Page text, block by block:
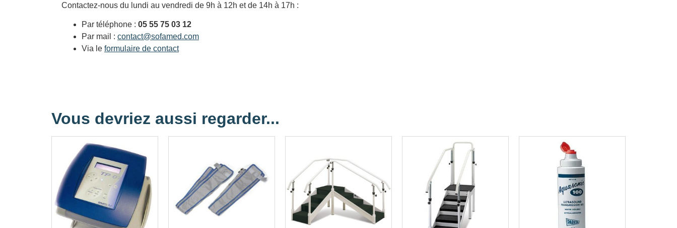
Contactez-nous du lundi au vendredi de 9h à 12h et de 14h à 17h :
Par téléphone : 05 55 75 03 12
Par mail : contact@sofamed.com
Via le formulaire de contact
Vous devriez aussi regarder...